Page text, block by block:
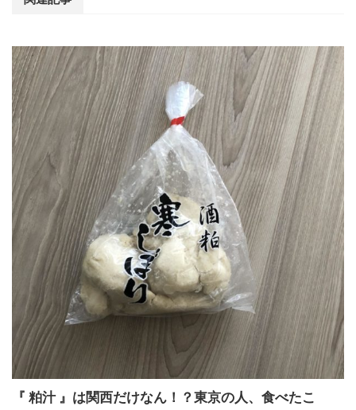
『 粕汁 』は関西だけなん！？東京の人、食べたこ